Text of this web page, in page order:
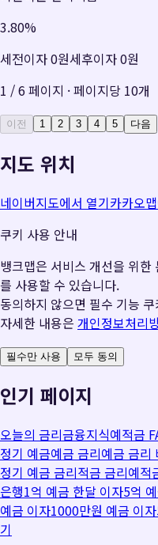
3.80%
세전이자0원세후이자0원
1 /6페이지 · 페이지당 10개
이전 1 2 3 4 5 다음
지도 위치
네이버지도에서 열기카카오
쿠키 사용 안내
뱅크맵은 서비스 개선을 위
를 사용할 수 있습니다.
동의하지 않으면 필수 기능
자세한 내용은 개인정보처리
필수만 사용 모두 동의
인기 페이지
오늘의 금리금융지식예적금
정기 예금예금 금리예금 금리
정기 예금 금리적금 금리예적
은행1억 예금 한달 이자5억
예금 이자1000만원 예금 이자
기